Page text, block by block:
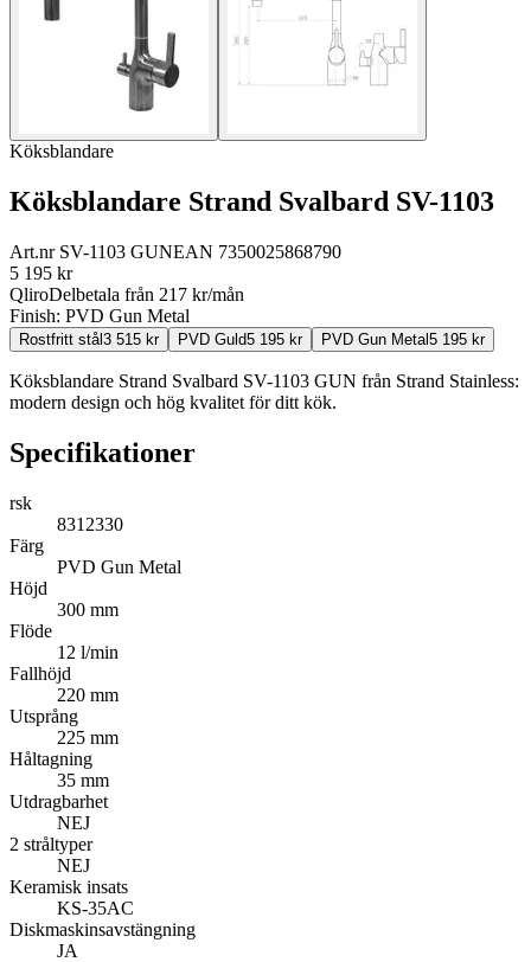
Köksblandare
Köksblandare Strand Svalbard SV-1103
Art.nr SV-1103 GUNEAN 7350025868790
5 195 kr
QliroDelbetala från 217 kr/mån
Finish: PVD Gun Metal
Rostfritt stål 3 515 kr PVD Guld5 195 kr PVD Gun Metal 5 195 kr
Köksblandare Strand Svalbard SV-1103 GUN från Strand Stainless:
modern design och hög kvalitet för ditt kök.
Specifikationer
rsk
8312330
Färg
PVD Gun Metal
Höjd
300 mm
Flöde
12 l/min
Fallhöjd
220 mm
Utsprång
225 mm
Håltagning
35 mm
Utdragbarhet
NEJ
2 stråltyper
NEJ
Keramisk insats
KS-35AC
Diskmaskinsavstängning
JA